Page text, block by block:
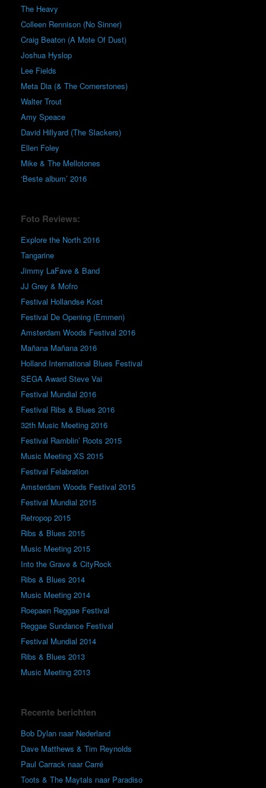
The Heavy
Colleen Rennison (No Sinner)
Craig Beaton (A Mote Of Dust)
Joshua Hyslop
Lee Fields
Meta Dia (& The Cornerstones)
Walter Trout
Amy Speace
David Hillyard (The Slackers)
Ellen Foley
Mike & The Mellotones
‘Beste album’ 2016
Foto Reviews:
Explore the North 2016
Tangarine
Jimmy LaFave & Band
JJ Grey & Mofro
Festival Hollandse Kost
Festival De Opening (Emmen)
Amsterdam Woods Festival 2016
Mañana Mañana 2016
Holland International Blues Festival
SEGA Award Steve Vai
Festival Mundial 2016
Festival Ribs & Blues 2016
32th Music Meeting 2016
Festival Ramblin’ Roots 2015
Music Meeting XS 2015
Festival Felabration
Amsterdam Woods Festival 2015
Festival Mundial 2015
Retropop 2015
Ribs & Blues 2015
Music Meeting 2015
Into the Grave & CityRock
Ribs & Blues 2014
Music Meeting 2014
Roepaen Reggae Festival
Reggae Sundance Festival
Festival Mundial 2014
Ribs & Blues 2013
Music Meeting 2013
Recente berichten
Bob Dylan naar Nederland
Dave Matthews & Tim Reynolds
Paul Carrack naar Carré
Toots & The Maytals naar Paradiso